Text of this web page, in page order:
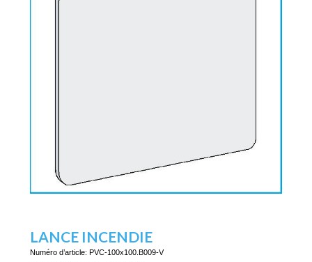
LANCE INCENDIE
Numéro d’article: PVC-100x100.B009-V